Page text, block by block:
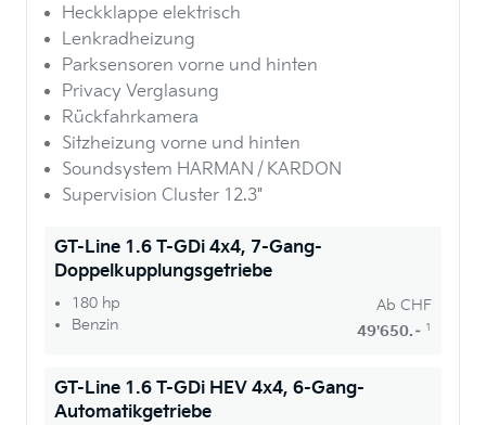
Heckklappe elektrisch
Lenkradheizung
Parksensoren vorne und hinten
Privacy Verglasung
Rückfahrkamera
Sitzheizung vorne und hinten
Soundsystem HARMAN / KARDON
Supervision Cluster 12.3"
GT-Line 1.6 T-GDi 4x4, 7-Gang-
Doppelkupplungsgetriebe
180 hp
Benzin
Ab CHF
49'650.– 1
GT-Line 1.6 T-GDi HEV 4x4, 6-Gang-
Automatikgetriebe